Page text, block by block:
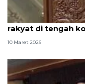
Puan: DPR akan
rakyat di tengah
10 Maret 2026